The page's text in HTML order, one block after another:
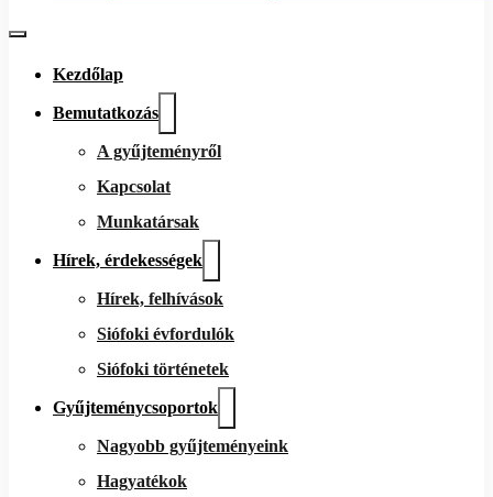
Kezdőlap
Bemutatkozás
A gyűjteményről
Kapcsolat
Munkatársak
Hírek, érdekességek
Hírek, felhívások
Siófoki évfordulók
Siófoki történetek
Gyűjteménycsoportok
Nagyobb gyűjteményeink
Hagyatékok